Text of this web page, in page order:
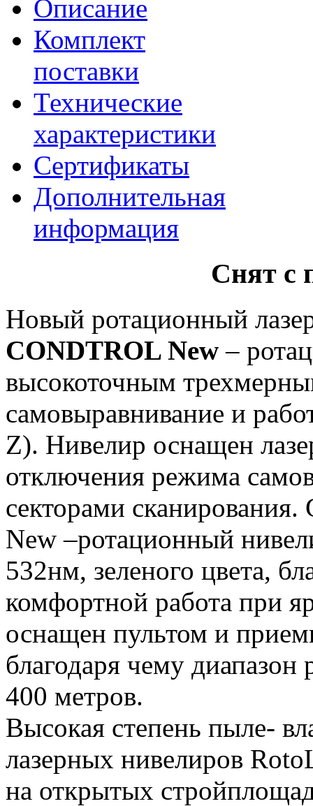
Описание
Комплект
поставки
Технические
характеристики
Сертификаты
Дополнительная
информация
Снят с
Новый ротационный
CONDTROL New–
высокоточным
cамовыравнивание и
Z). Нивелир оснащен
отключения режима
секторами
New –ротационный
532нм, зеленого цвета,
комфортной работа при
оснащен пультом и
благодаря чему диапазон
400 метров.
Высокая степень пыле-
лазерных нивелиров
на открытых